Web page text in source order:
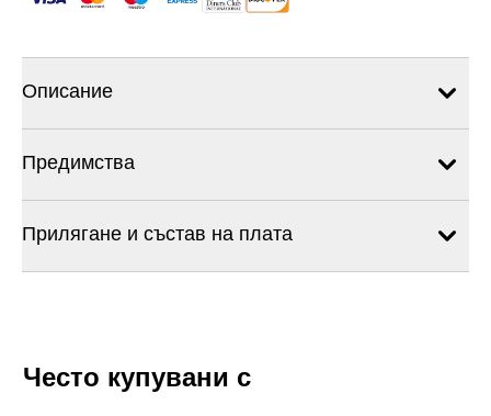
Описание
Предимства
Прилягане и състав на плата
Често купувани с